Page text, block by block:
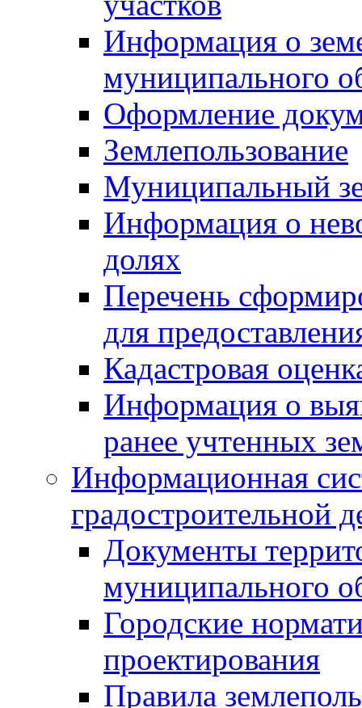
Информация о
муниципального
Оформление
Землепользование
Муниципальный
Информация о
долях
Перечень
для
Кадастровая
Информация о
ранее учтенных
Информационная
градостроительной
Документы
муниципального
Городские
проектирования
Правила